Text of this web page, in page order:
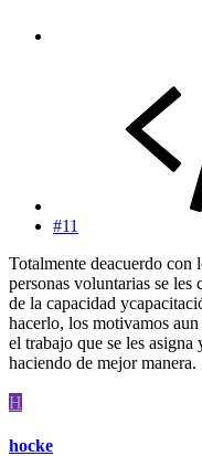
#11
Totalmente deacuerdo con
personas voluntarias se les
de la capacidad
hacerlo, los motivamos
el trabajo que se les
haciendo de mejor manera.
H
hocke